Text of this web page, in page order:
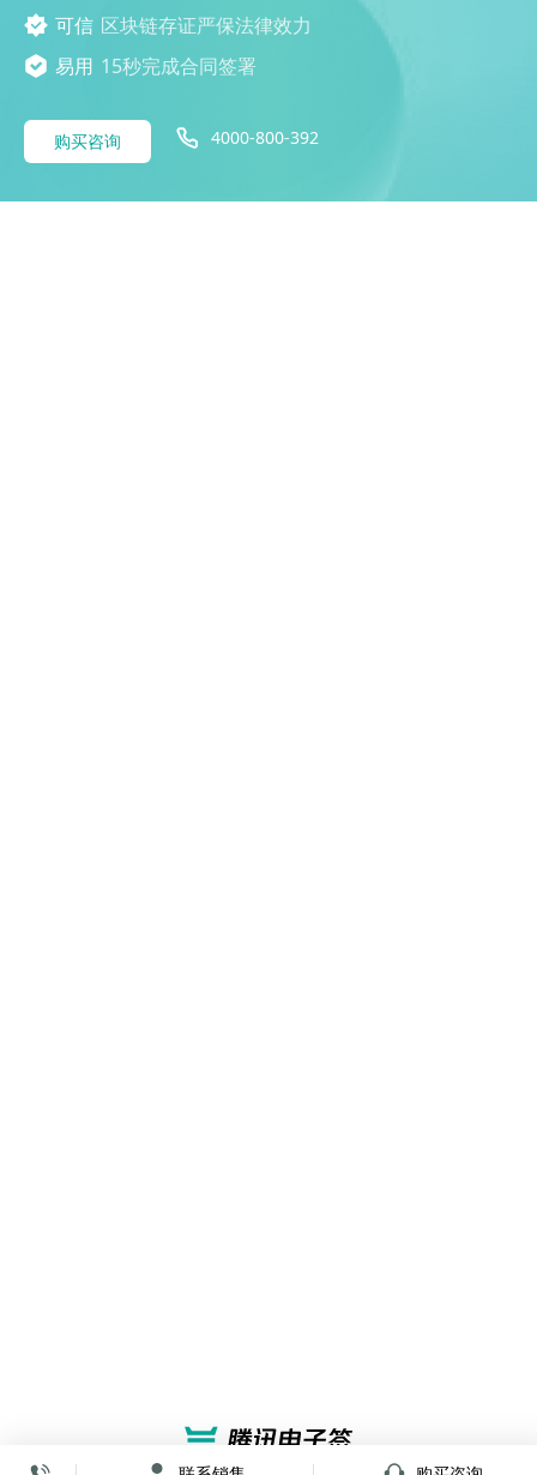
可信 区块链存证严保法律效力
易用 15秒完成合同签署
购买咨询 4000-800-392